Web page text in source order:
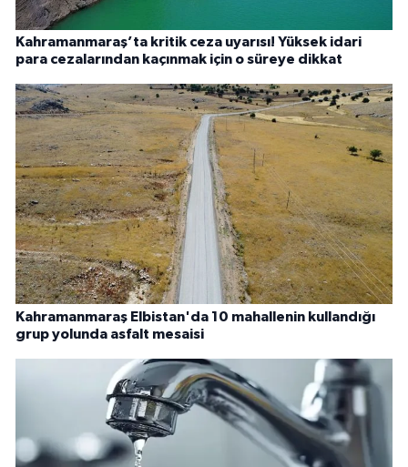
Kahramanmaraş’ta kritik ceza uyarısı! Yüksek idari
para cezalarından kaçınmak için o süreye dikkat
Kahramanmaraş Elbistan'da 10 mahallenin kullandığı
grup yolunda asfalt mesaisi